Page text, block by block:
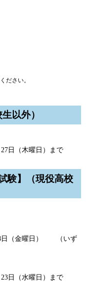
ださい。​
以外）
27日（木曜日）まで
験】（現役高校
日（金曜日） （いず
23日（水曜日）まで